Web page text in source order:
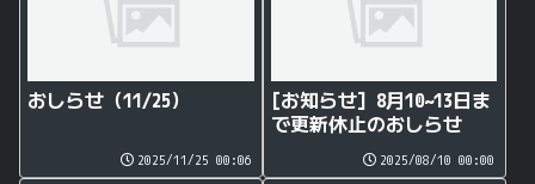
おしらせ（11/25）
2025/11/25 00:06
[お知らせ] 8月10~13日ま
で更新休止のおしらせ
2025/08/10 00:00